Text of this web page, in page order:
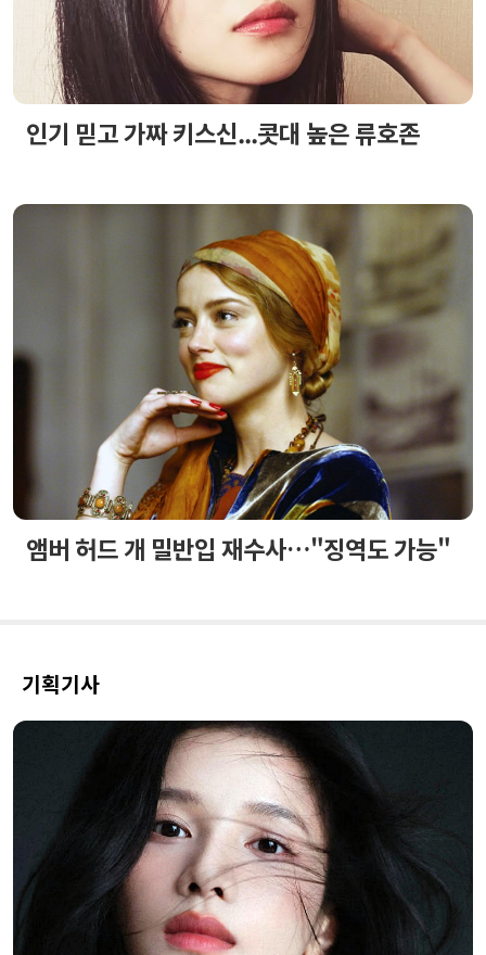
인기 믿고 가짜 키스신...콧대 높은 류호존
앰버 허드 개 밀반입 재수사…"징역도 가능"
기획기사